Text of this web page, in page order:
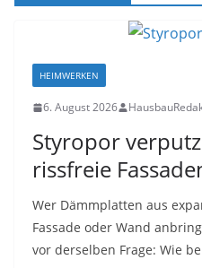
HEIMWERKEN
6. August 2026
Styropor
rissfreie
Wer Dämmplatten aus
Fassade oder Wand
vor derselben Frage: Wie